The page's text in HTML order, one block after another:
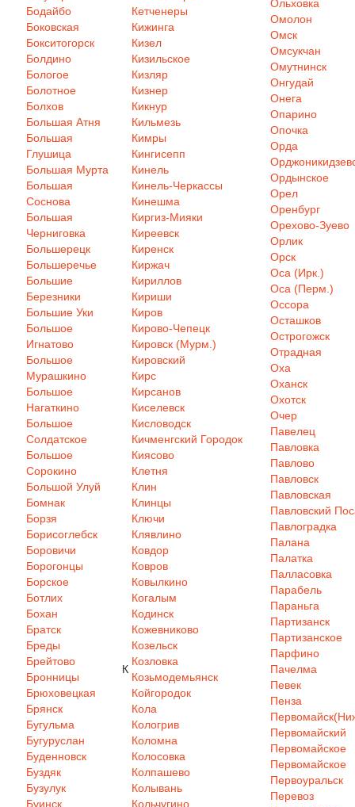
Бодайбо
Боковская
Бокситогорск
Болдино
Бологое
Болотное
Болхов
Большая Атня
Большая
Глушица
Большая Мурта
Большая
Соснова
Большая
Черниговка
Большерецк
Большеречье
Большие
Березники
Большие Уки
Большое
Игнатово
Большое
Мурашкино
Большое
Нагаткино
Большое
Солдатское
Большое
Сорокино
Большой Улуй
Бомнак
Борзя
Борисоглебск
Боровичи
Борогонцы
Борское
Ботлих
Бохан
Братск
Бреды
Брейтово
Бронницы
Брюховецкая
Брянск
Бугульма
Бугуруслан
Буденновск
Буздяк
Бузулук
Буинск
К
Кетченеры
Кижинга
Кизел
Кизильское
Кизляр
Кизнер
Кикнур
Кильмезь
Кимры
Кингисепп
Кинель
Кинель-Черкассы
Кинешма
Киргиз-Мияки
Киреевск
Киренск
Киржач
Кириллов
Кириши
Киров
Кирово-Чепецк
Кировск (Мурм.)
Кировский
Кирс
Кирсанов
Киселевск
Кисловодск
Кичменгский Городок
Киясово
Клетня
Клин
Клинцы
Ключи
Клявлино
Ковдор
Ковров
Ковылкино
Когалым
Кодинск
Кожевниково
Козельск
Козловка
Козьмодемьянск
Койгородок
Кола
Кологрив
Коломна
Колосовка
Колпашево
Колывань
Кольчугино
Ольховка
Омолон
Омск
Омсукчан
Омутнинск
Онгудай
Онега
Опарино
Опочка
Орда
Ордынское
Орел
Оренбург
Орехово-Зуево
Орлик
Орск
Оса (Ирк.)
Оса (Перм.)
Оссора
Осташков
Острогожск
Отрадная
Оха
Оханск
Охотск
Очер
Павелец
Павловка
Павлово
Павловск
Павловская
Павловский
Павлоградка
Палана
Палатка
Палласовка
Парабель
Параньга
Партизанск
Партизанское
Парфино
Пачелма
Певек
Пенза
Первомайский
Первомайское
Первомайское
Первоуральск
Перевоз